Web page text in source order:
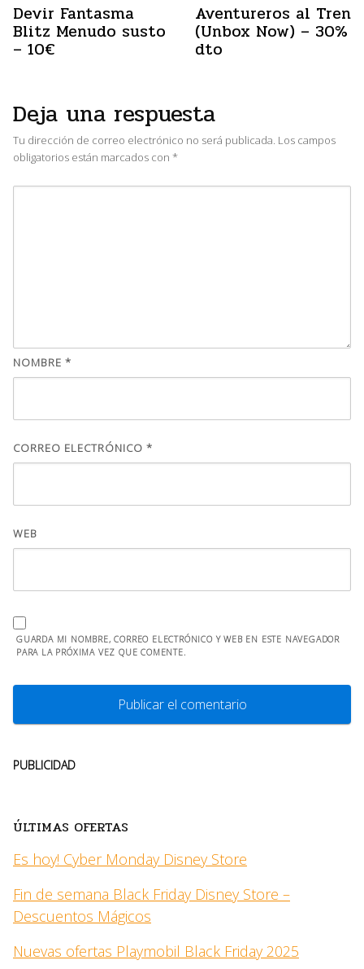
Devir Fantasma
Blitz Menudo susto
– 10€
Aventureros al Tren
(Unbox Now) – 30%
dto
Deja una respuesta
Tu dirección de correo electrónico no será publicada. Los campos
obligatorios están marcados con *
NOMBRE *
CORREO ELECTRÓNICO *
WEB
GUARDA MI NOMBRE, CORREO ELECTRÓNICO Y WEB EN ESTE NAVEGADOR
PARA LA PRÓXIMA VEZ QUE COMENTE.
PUBLICIDAD
ÚLTIMAS OFERTAS
Es hoy! Cyber Monday Disney Store
Fin de semana Black Friday Disney Store –
Descuentos Mágicos
Nuevas ofertas Playmobil Black Friday 2025